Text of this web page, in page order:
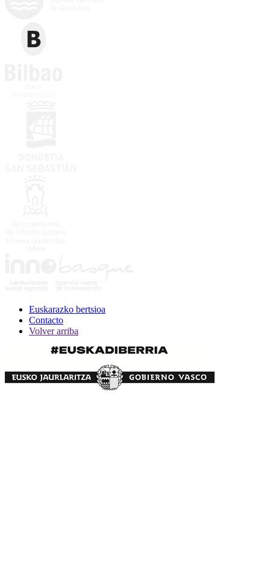
Euskarazko bertsioa
Contacto
Volver arriba